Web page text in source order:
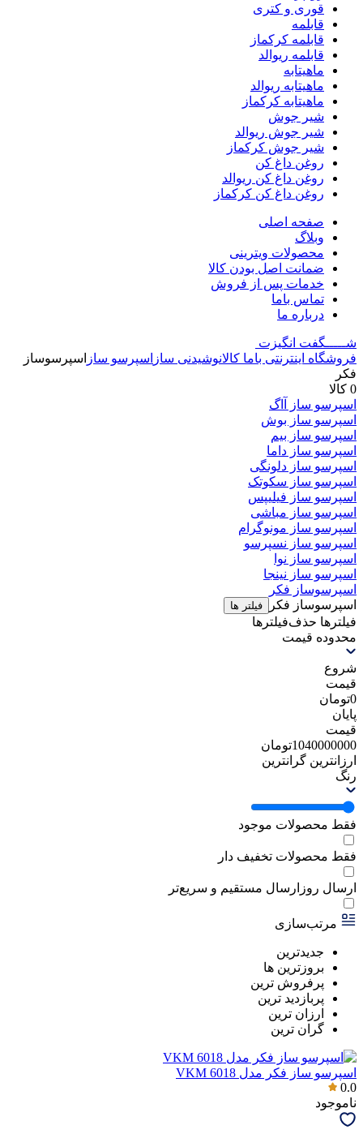
قوری و کتری
قابلمه
قابلمه کرکماز
قابلمه ریوالد
ماهیتابه
ماهیتابه ریوالد
ماهیتابه کرکماز
شیر جوش
شیر جوش ریوالد
شیر جوش کرکماز
روغن داغ کن
روغن داغ کن ریوالد
روغن داغ کن کرکماز
صفحه اصلی
وبلاگ
محصولات ویترینی
ضمانت اصل بودن کالا
خدمات پس از فروش
تماس باما
درباره ما
شـــــگفت انگیزت
فروشگاه اینترنتی باما کالانوشیدنی ساز اسپرسو‌ ساز اسپرسوساز
فکر
0 کالا
اسپرسو ساز آاگ
اسپرسو ساز بوش
اسپرسو ساز بیم
اسپرسو ساز داما
اسپرسو ساز دلونگی
اسپرسو ساز سکوتک
اسپرسو ساز فیلیپس
اسپرسو ساز مباشی
اسپرسو ساز مونوگرام
اسپرسو ساز نسپرسو
اسپرسو ساز نوا
اسپرسو ساز نینجا
اسپرسوساز فکر
اسپرسوساز فکر
فیلتر ها
فیلترها حذف‌فیلتر‌ها
محدوده قیمت
شروع
قیمت
0تومان
پایان
قیمت
1040000000تومان
ارزانترین گرانترین
رنگ
فقط محصولات موجود
فقط محصولات تخفیف دار
ارسال روز ارسال مستقیم و سریع‌تر
مرتب‌سازی
جدیدترین
بروزترین ها
پرفروش ترین
پربازدید ترین
ارزان ترین
گران ترین
اسپرسو ساز فکر مدل VKM 6018
0.0
ناموجود